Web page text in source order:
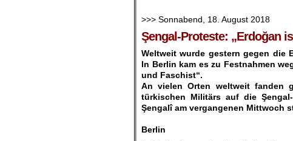
>>> Sonnabend, 18. August 2018
Şengal-Proteste: „Erdoğan
Weltweit wurde gestern gegen die
In Berlin kam es zu Festnahmen
und Faschist“.
An vielen Orten weltweit fanden
türkischen Militärs auf die
Şengalî am vergangenen Mittwoch
Berlin